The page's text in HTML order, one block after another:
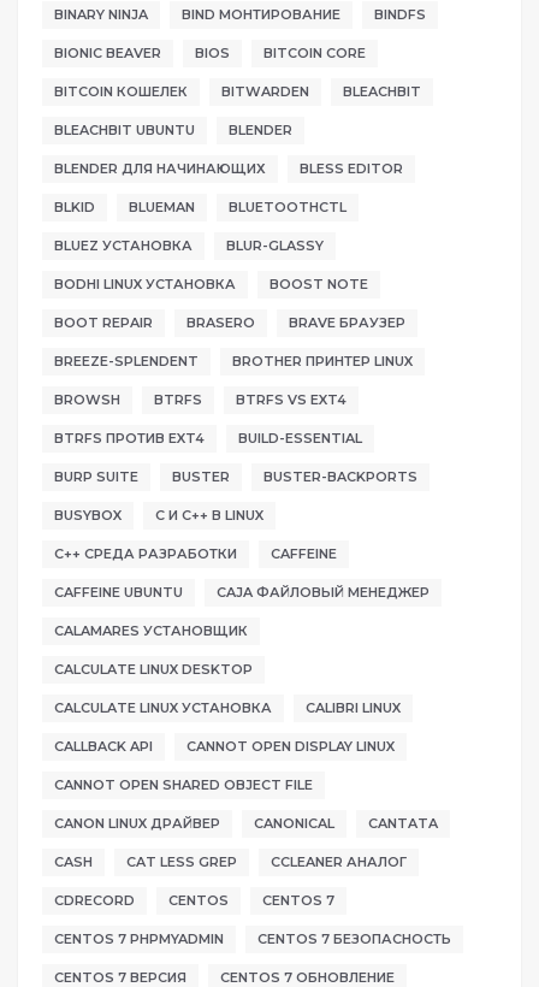
BINARY NINJA BIND МОНТИРОВАНИЕ BINDFS
BIONIC BEAVER BIOS BITCOIN CORE
BITCOIN КОШЕЛЕК BITWARDEN BLEACHBIT
BLEACHBIT UBUNTU BLENDER
BLENDER ДЛЯ НАЧИНАЮЩИХ BLESS EDITOR
BLKID BLUEMAN BLUETOOTHCTL
BLUEZ УСТАНОВКА BLUR-GLASSY
BODHI LINUX УСТАНОВКА BOOST NOTE
BOOT REPAIR BRASERO BRAVE БРАУЗЕР
BREEZE-SPLENDENT BROTHER ПРИНТЕР LINUX
BROWSH BTRFS BTRFS VS EXT4
BTRFS ПРОТИВ EXT4 BUILD-ESSENTIAL
BURP SUITE BUSTER BUSTER-BACKPORTS
BUSYBOX C И C++ В LINUX
C++ СРЕДА РАЗРАБОТКИ CAFFEINE
CAFFEINE UBUNTU CAJA ФАЙЛОВЫЙ МЕНЕДЖЕР
CALAMARES УСТАНОВЩИК
CALCULATE LINUX DESKTOP
CALCULATE LINUX УСТАНОВКА CALIBRI LINUX
CALLBACK API CANNOT OPEN DISPLAY LINUX
CANNOT OPEN SHARED OBJECT FILE
CANON LINUX ДРАЙВЕР CANONICAL CANTATA
CASH CAT LESS GREP CCLEANER АНАЛОГ
CDRECORD CENTOS CENTOS 7
CENTOS 7 PHPMYADMIN CENTOS 7 БЕЗОПАСНОСТЬ
CENTOS 7 ВЕРСИЯ CENTOS 7 ОБНОВЛЕНИЕ